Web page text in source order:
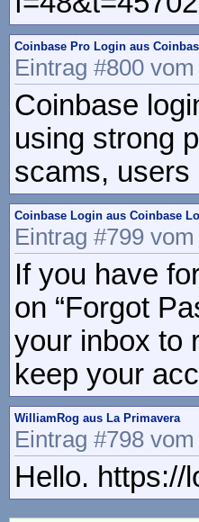
Coinbase Pro Login aus
Eintrag #800
Coinbase
using strong
scams,
Coinbase Login aus Coinbase
Eintrag #799
If you have
on “Forgot
your inbox to
keep your
WilliamRog aus La Primavera
Eintrag #798
Hello.